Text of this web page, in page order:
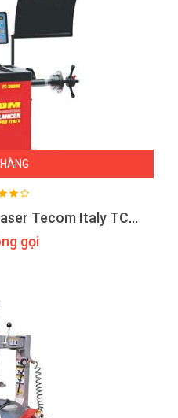
Máy Cân Bằng Động Laser Tecom Italy TC-2000E
gọi